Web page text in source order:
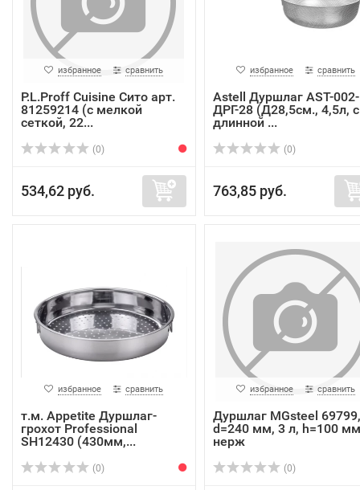
избранное сравнить
P.L.Proff Cuisine Сито арт.
81259214 (с мелкой
сеткой, 22...
(0)
534,62 руб.
избранное сравнить
Astell Дуршлаг AST-002-
ДРГ-28 (Д28,5см., 4,5л, с
длинной ...
(0)
763,85 руб.
избранное сравнить
т.м. Appetite Дуршлаг-
грохот Professional
SH12430 (430мм,...
(0)
избранное сравнить
Дуршлаг MGsteel 69799,
d=240 мм, 3 л, h=100
нерж
(0)